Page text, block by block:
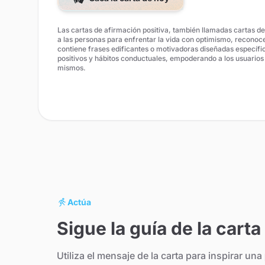
Las cartas de afirmación positiva, también llamadas cartas
a las personas para enfrentar la vida con optimismo,
contiene frases edificantes o motivadoras diseñadas
positivos y hábitos conductuales, empoderando a los
mismos.
Actúa
Sigue la guía de la carta
Utiliza el mensaje de la carta para inspirar